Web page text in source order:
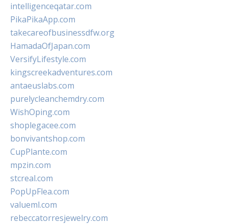
intelligenceqatar.com
PikaPikaApp.com
takecareofbusinessdfw.org
HamadaOfJapan.com
VersifyLifestyle.com
kingscreekadventures.com
antaeuslabs.com
purelycleanchemdry.com
WishOping.com
shoplegacee.com
bonvivantshop.com
CupPlante.com
mpzin.com
stcreal.com
PopUpFlea.com
valueml.com
rebeccatorresjewelry.com